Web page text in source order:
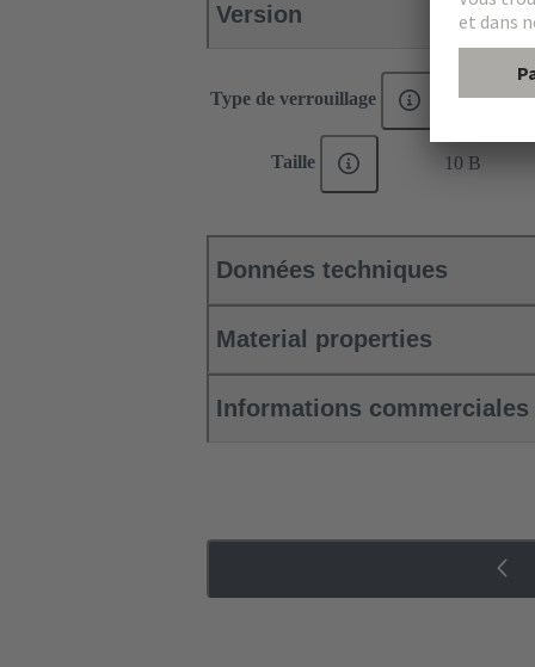
Version
Type de verrouillage Loquets à
Taille 10 B
Données techniques
Material properties
Informations commerciales